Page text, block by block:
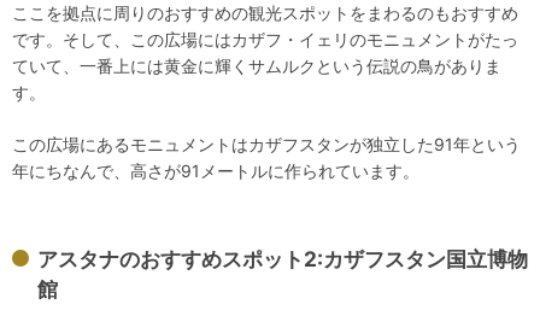
ここを拠点に周りのおすすめの観光スポットをまわるのもおすすめ
です。そして、この広場にはカザフ・イェリのモニュメントがたっ
ていて、一番上には黄金に輝くサムルクという伝説の鳥がありま
す。
この広場にあるモニュメントはカザフスタンが独立した91年という
年にちなんで、高さが91メートルに作られています。
アスタナのおすすめスポット2:カザフスタン国立博物
館